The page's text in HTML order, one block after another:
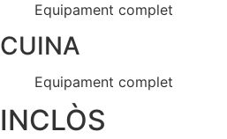
Equipament complet
CUINA
Equipament complet
INCLÒS